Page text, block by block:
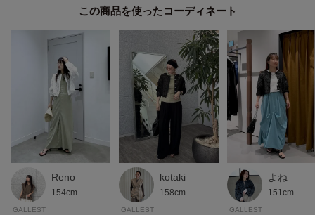
通気性が高く軽やかに揺れるため春夏の羽織りにぴったり。
モデル身長：174cm 着用サイズ：38（M）
＊＊＊＊＊＊＊＊＊＊＊＊＊＊＊＊＊＊＊＊＊＊＊＊＊＊＊＊＊
気になるアイテムは【お気に入り登録】がおすすめ！
気になるアイテムのページにある「ハートマーク」をクリックして簡単に追
加できます。
登録すると、再入荷通知やお値下げ情報をメルマガにてお知らせします。
マイページにてお気に入り一覧もチェックできます。
この商品を使った
Reno
154cm
GALLEST
kotaki
158cm
GALLEST
よね
151cm
GALLEST